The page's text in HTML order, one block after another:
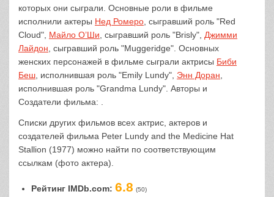
которых они сыграли. Основные роли в фильме
исполнили актеры Нед Ромеро , сыгравший роль "Red
Cloud", Майло О’Ши , сыгравший роль "Brisly", Джимми
Лайдон , сыгравший роль "Muggeridge". Основных
женских персонажей в фильме сыграли актрисы Биби
Беш , исполнившая роль "Emily Lundy", Энн Доран
исполнившая роль "Grandma Lundy". Авторы и
Создатели фильма: .
Списки других фильмов всех актрис, актеров и
создателей фильма Peter Lundy and the Medicine Hat
Stallion (1977) можно найти по соответствующим
ссылкам (фото актера).
Рейтинг IMDb.com: 6.8 (50)